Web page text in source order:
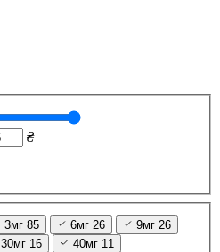
₴
3мг 85 6мг 26 9мг 26
30мг 16 40мг 11